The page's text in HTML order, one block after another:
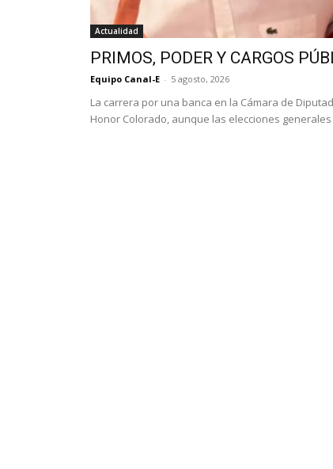
Actualidad
PRIMOS, PODER Y CARGOS
Equipo Canal-E - 5 agosto, 2026
La carrera por una banca en la Cámara de
Honor Colorado, aunque las elecciones